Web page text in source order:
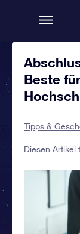
Beste
Tipps &
Diesen Artikel